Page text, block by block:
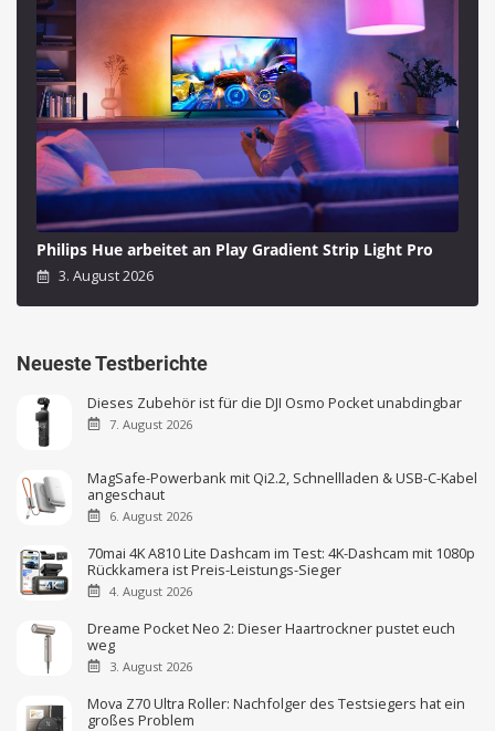
Philips Hue arbeitet an Play Gradient Strip Light Pro
3. August 2026
Neueste Testberichte
Dieses Zubehör ist für die DJI Osmo Pocket unabdingbar
7. August 2026
MagSafe-Powerbank mit Qi2.2, Schnellladen & USB-C-Kabel
angeschaut
6. August 2026
70mai 4K A810 Lite Dashcam im Test: 4K-Dashcam mit 1080p
Rückkamera ist Preis-Leistungs-Sieger
4. August 2026
Dreame Pocket Neo 2: Dieser Haartrockner pustet euch
weg
3. August 2026
Mova Z70 Ultra Roller: Nachfolger des Testsiegers hat ein
großes Problem